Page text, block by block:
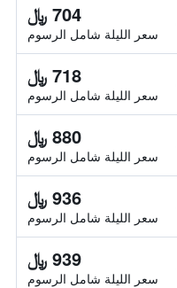
704 ﷼
سعر الليلة شامل الرسوم
718 ﷼
سعر الليلة شامل الرسوم
880 ﷼
سعر الليلة شامل الرسوم
936 ﷼
سعر الليلة شامل الرسوم
939 ﷼
سعر الليلة شامل الرسوم